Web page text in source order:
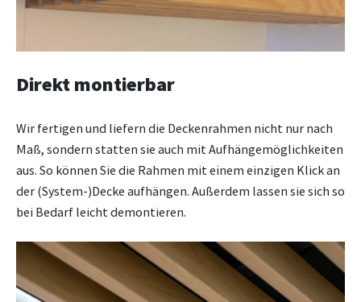
Direkt montierbar
Wir fertigen und liefern die Deckenrahmen nicht nur nach
Maß, sondern statten sie auch mit Aufhängemöglichkeiten
aus. So können Sie die Rahmen mit einem einzigen Klick an
der (System-)Decke aufhängen. Außerdem lassen sie sich so
bei Bedarf leicht demontieren.